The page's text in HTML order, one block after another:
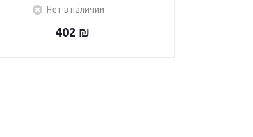
переменных. Учебник для вузов
Нет в наличии
402 ₪